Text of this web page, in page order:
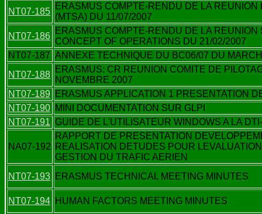
NT07-185
ERASMUS COMPTE-RENDU DE LA REUNION
(MTSA) DU 11/07/2007
NT07-186
ERASMUS COMPTE-RENDU DE LA
CONCEPT OF OPERATIONS DU 21/02/2007
NT07-187 ANNEXE TECHNIQUE DU BC06/07 DU
NT07-188
ERASMUS: CR REUNION COMITE DE
NOVEMBRE 2007
NT07-189 ERASMUS APPLICATION 1 PRESENTATION
NT07-190 MINI DOCUMENTATION SUR GLPI
NT07-191 GUIDE DE L'UTILISATEUR WINDOWS A LA
NA07-192
RAPPORT DE PRESENTATION
REALISATION DETUDES POUR
GESTION DU TRAFIC AERIEN
NT07-193 ERASMUS TECHNICAL MEETING MINUTES
NT07-194 HUMAN FACTORS MEETING MINUTES